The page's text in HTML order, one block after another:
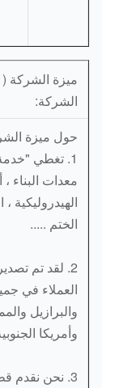
الشركة:
حول ميزة
1. تغطي "خدمة
معدات البناء
الهيدروليكية
الختم .....
العملاء في
والبرازيل
وأمريكا
3. نحن نقدم